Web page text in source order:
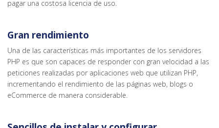
pagar una costosa licencia de uso.
Gran rendimiento
Una de las características más importantes de los servidores
PHP es que son capaces de responder con gran velocidad a las
peticiones realizadas por aplicaciones web que utilizan PHP,
incrementando el rendimiento de las páginas web, blogs o
eCommerce de manera considerable.